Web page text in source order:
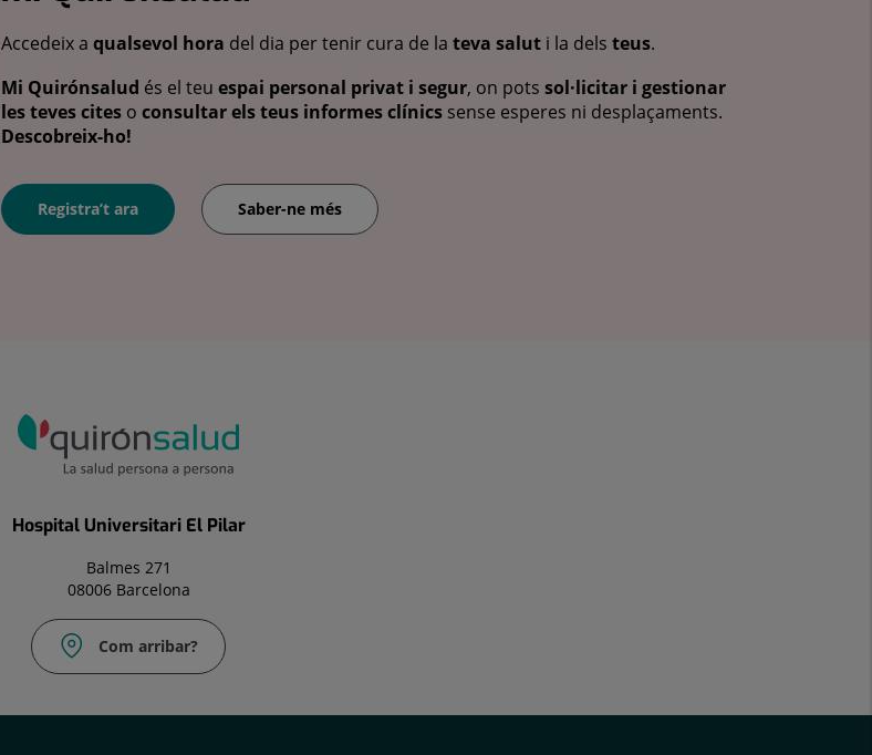
Accedeix a qualsevol hora del dia per tenir cura de la teva salut i la dels teus.
Mi Quirónsalud és el teu espai personal privat i segur, on pots sol·licitar i gestionar
les teves cites o consultar els teus informes clínics sense esperes ni desplaçaments.
Descobreix-ho!
Registra’t ara Saber-ne més
Hospital Universitari El Pilar
Balmes 271
08006 Barcelona
Com arribar?